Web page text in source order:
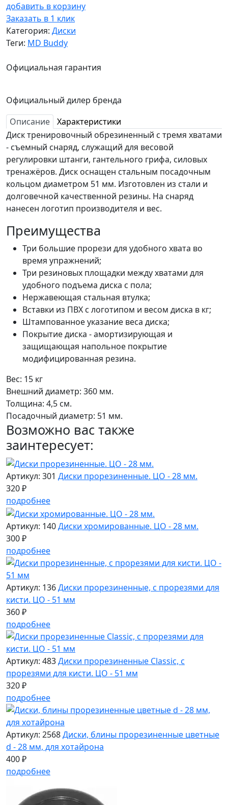
добавить в корзину
Заказать в 1 клик
Категория: Диски
Теги: MD Buddy
Официальная гарантия
Официальный дилер бренда
Описание
Характеристики
Диск тренировочный обрезиненный с тремя хватами
- съемный снаряд, служащий для весовой
регулировки штанги, гантельного грифа, силовых
тренажёров. Диск оснащен стальным посадочным
кольцом диаметром 51 мм. Изготовлен из стали и
долговечной качественной резины. На снаряд
нанесен логотип производителя и вес.
Преимущества
Три большие прорези для удобного хвата во
время упражнений;
Три резиновых площадки между хватами для
удобного подъема диска с пола;
Нержавеющая стальная втулка;
Вставки из ПВХ с логотипом и весом диска в кг;
Штампованное указание веса диска;
Покрытие диска - амортизирующая и
защищающая напольное покрытие
модифицированная резина.
Вес: 15 кг
Внешний диаметр: 360 мм.
Толщина: 4,5 см.
Посадочный диаметр: 51 мм.
Возможно вас также
заинтересует:
Артикул: 301 Диски прорезиненные. ЦО - 28 мм.
320 ₽
подробнее
Артикул: 140Диски хромированные. ЦО - 28 мм.
300 ₽
подробнее
Артикул: 136Диски прорезиненные, с прорезями для
кисти. ЦО - 51 мм
360 ₽
подробнее
Артикул: 483Диски прорезиненные Classic, с
прорезями для кисти. ЦО - 51 мм
320 ₽
подробнее
Артикул: 2568Диски, блины прорезиненные цветные
d - 28 мм, для хотайрона
400 ₽
подробнее